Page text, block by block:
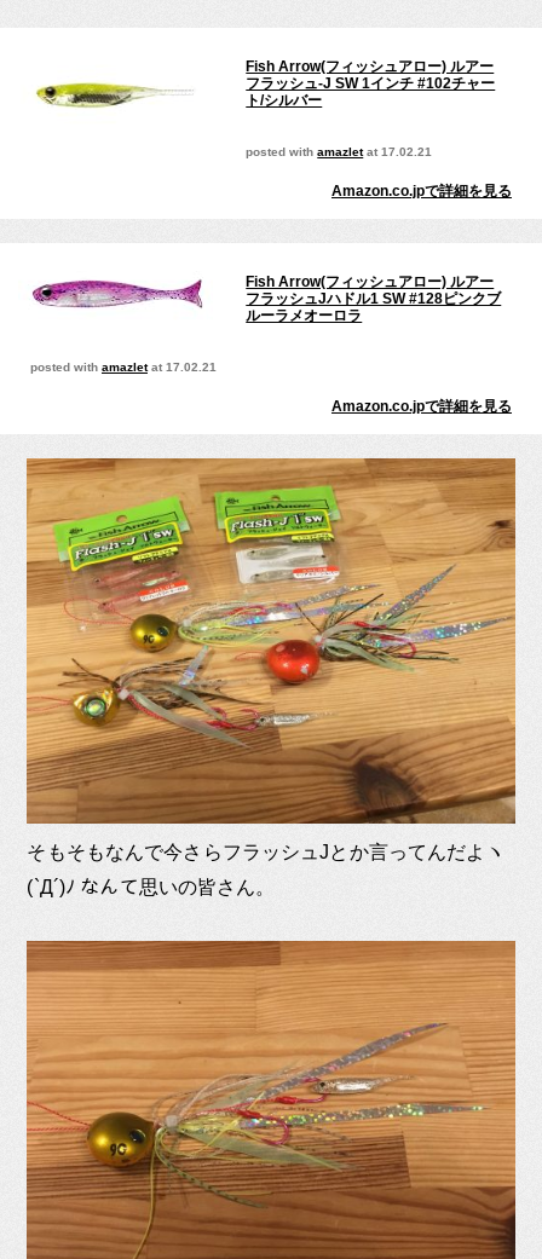
Fish Arrow(フィッシュアロー) ルアー
フラッシュ-J SW 1インチ #102チャー
ト/シルバー
posted withamazletat 17.02.21
Amazon.co.jpで詳細を見る
Fish Arrow(フィッシュアロー) ルアー
フラッシュJハドル1 SW #128ピンクブ
ルーラメオーロラ
posted with amazletat 17.02.21
Amazon.co.jpで詳細を見る
そもそもなんで今さらフラッシュJとか言ってんだよヽ
(`Д´)ﾉ なんて思いの皆さん。